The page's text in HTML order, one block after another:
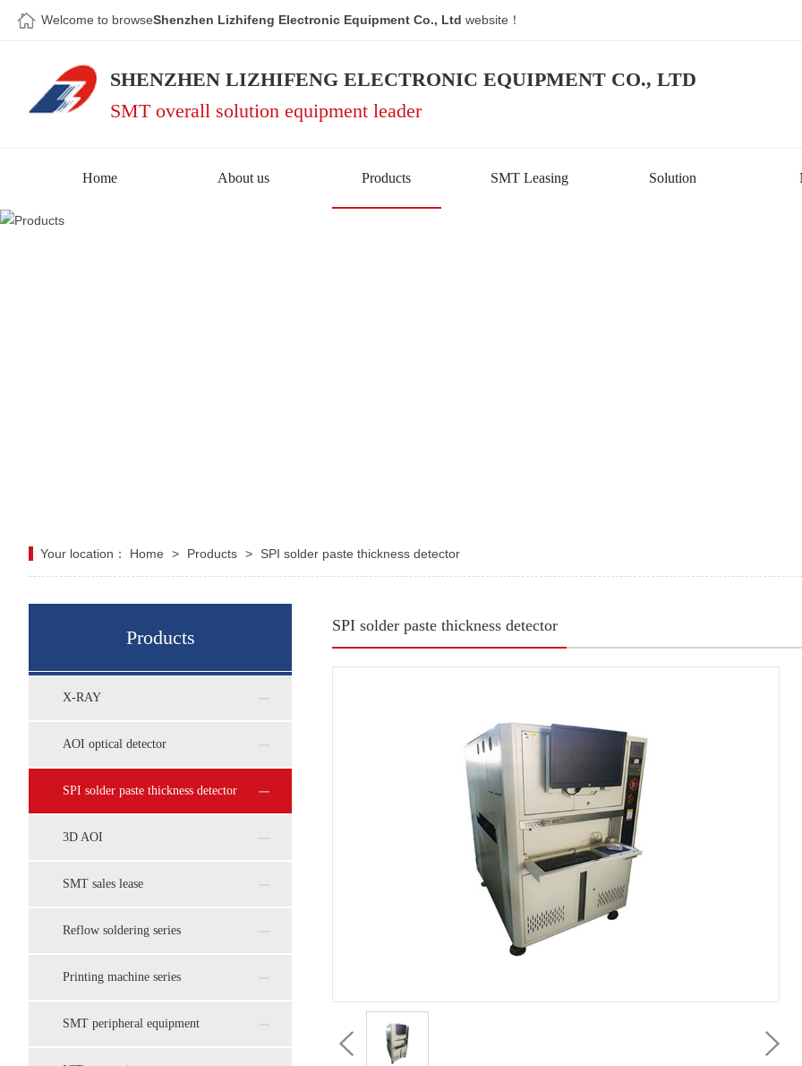
Welcome to browseShenzhen Lizhifeng Electronic Equipment Co., Ltd website！
SHENZHEN LIZHIFENG ELECTRONIC EQUIPMENT CO., LTD
SMT overall solution equipment leader
Home About us Products SMT Leasing Solution
Your location： Home > Products > SPI solder paste thickness detector
Products
X-RAY
AOI optical detector
SPI solder paste thickness detector
3D AOI
SMT sales lease
Reflow soldering series
Printing machine series
SMT peripheral equipment
SPI solder paste thickness detector